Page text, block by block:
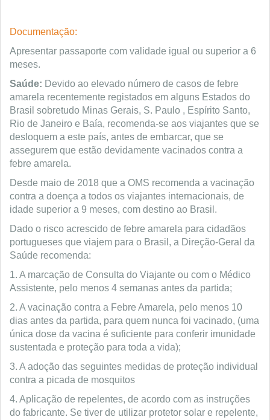
Documentação:
Apresentar passaporte com validade igual ou superior a 6
meses.
Saúde: Devido ao elevado número de casos de febre
amarela recentemente registados em alguns Estados do
Brasil sobretudo Minas Gerais, S. Paulo , Espírito Santo,
Rio de Janeiro e Baía, recomenda-se aos viajantes que se
desloquem a este país, antes de embarcar, que se
assegurem que estão devidamente vacinados contra a
febre amarela.
Desde maio de 2018 que a OMS recomenda a vacinação
contra a doença a todos os viajantes internacionais, de
idade superior a 9 meses, com destino ao Brasil.
Dado o risco acrescido de febre amarela para cidadãos
portugueses que viajem para o Brasil, a Direção-Geral da
Saúde recomenda:
1. A marcação de Consulta do Viajante ou com o Médico
Assistente, pelo menos 4 semanas antes da partida;
2. A vacinação contra a Febre Amarela, pelo menos 10
dias antes da partida, para quem nunca foi vacinado, (uma
única dose da vacina é suficiente para conferir imunidade
sustentada e proteção para toda a vida);
3. A adoção das seguintes medidas de proteção individual
contra a picada de mosquitos
4. Aplicação de repelentes, de acordo com as instruções
do fabricante. Se tiver de utilizar protetor solar e repelente,